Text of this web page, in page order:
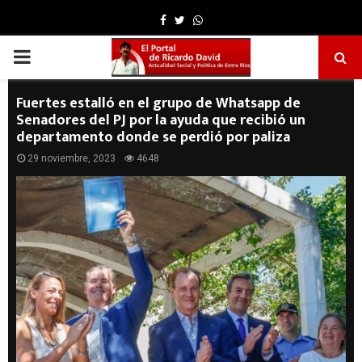
Facebook
TwitterWhatsapp
PRIMARY
MENU
Fuertes estalló en el grupo de Whatsapp de
Senadores del PJ por la ayuda que recibió un
departamento donde se perdió por paliza
29 noviembre, 2023 4648